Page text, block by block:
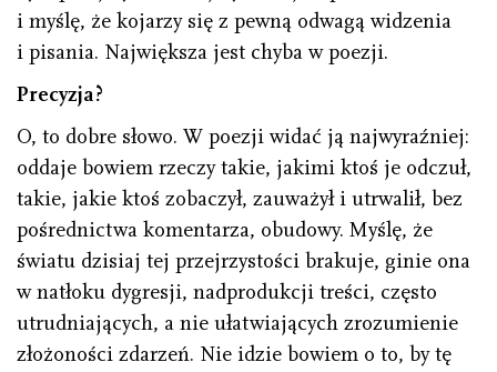
i myślę, że kojarzy się z pewną odwagą widzenia
i pisania. Największa jest chyba w poezji.
Precyzja?
O, to dobre słowo. W poezji widać ją najwyraźniej:
oddaje bowiem rzeczy takie, jakimi ktoś je odczuł,
takie, jakie ktoś zobaczył, zauważył i utrwalił, bez
pośrednictwa komentarza, obudowy. Myślę, że
światu dzisiaj tej przejrzystości brakuje, ginie ona
w natłoku dygresji, nadprodukcji treści, często
utrudniających, a nie ułatwiających zrozumienie
złożoności zdarzeń. Nie idzie bowiem o to, by tę